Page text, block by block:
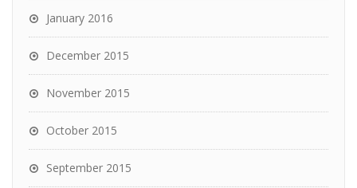
January 2016
December 2015
November 2015
October 2015
September 2015